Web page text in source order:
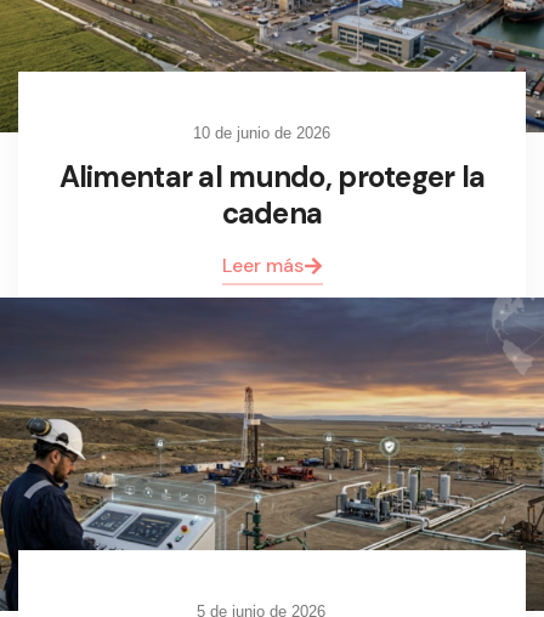
10 de junio de 2026
Alimentar al mundo, proteger la
cadena
Leer más
5 de junio de 2026